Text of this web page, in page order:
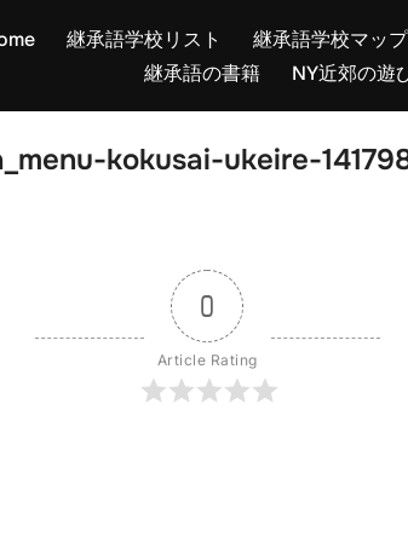
継承語学校リスト 継承語学校マップ
継承語の書籍
NY近郊の遊
kokusai-ukeire-
0
Article Rating